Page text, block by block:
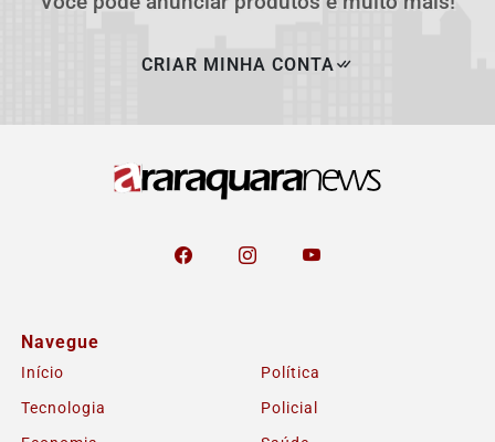
CRIAR MINHA CONTA
Navegue
Início
Política
Tecnologia
Policial